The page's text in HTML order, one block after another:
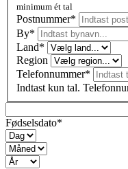
minimum ét tal
Postnummer*
By*
Land*
Region
Telefonnummer*
Indtast kun tal.
Fødselsdato*